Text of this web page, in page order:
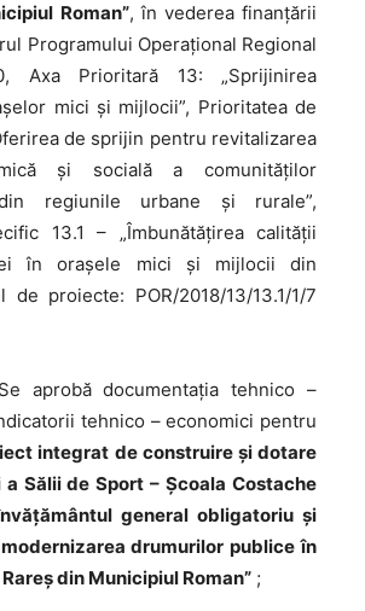
Roman”, în vederea finanţării
Programului Operaţional Regional
Axa Prioritară 13: „Sprijinirea
mici și mijlocii”, Prioritatea de
de sprijin pentru revitalizarea
și socială a comunităților
regiunile urbane și rurale”,
13.1 – „Îmbunătăţirea calităţii
în oraşele mici şi mijlocii din
de proiecte: POR/2018/13/13.1/1/7
aprobă documentaţia tehnico –
tehnico – economici pentru
integrat de construire şi dotare
a Sălii de Sport – Şcoala Costache
general obligatoriu şi
drumurilor publice în
din Municipiul Roman” ;